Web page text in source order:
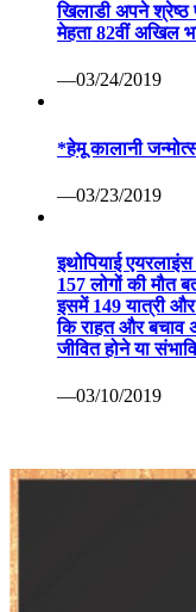
खिलाडी अपने श्रेष्ठ
मेहता 82वीं अखिल
—03/24/2019
*हेमू कालानी
—03/23/2019
इथोपियाई
157 लोगों की मौत
इसमें 149 यात्री
कि राहत और बचाव
जीवित होने या
—03/10/2019